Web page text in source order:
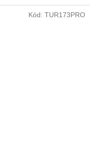
Kód: TUR173PRO